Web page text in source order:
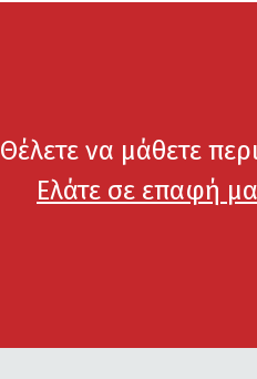
Θέλετε να μάθετε
Ελάτε σε επαφή